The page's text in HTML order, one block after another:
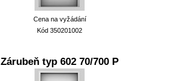
Cena na vyžádání
Kód 350201002
Zárubeň typ 602 70/700 P